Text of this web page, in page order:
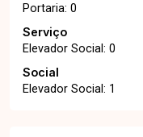
Portaria: 0
Serviço
Elevador Social: 0
Social
Elevador Social: 1